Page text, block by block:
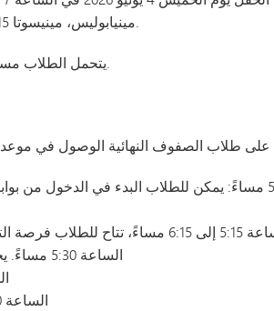
مينيابوليس، مينيسوتا 55415). وإليكلتسهيل الوصول إليه.
يتحمل الطلاب.
الساعة 5:15 مساءً: يمكن للطلاب البدء في
لهم في الملعب وهم يحملون شهاداتهم
الساعة 5:30 مساءً. يجب أن يتواجد الطلاب في الردهة السفلية لملعب يو إس بنك
الساعة 7:00 مساءً: سيتوجه الطلاب إلى مقاعدهم في ملعب الاستاد